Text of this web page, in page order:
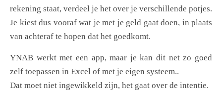
rekening staat, verdeel je het over je verschillende potjes.
Je kiest dus vooraf wat je met je geld gaat doen, in plaats
van achteraf te hopen dat het goedkomt.
YNAB werkt met een app, maar je kan dit net zo goed
zelf toepassen in Excel of met je eigen systeem..
Dat moet niet ingewikkeld zijn, het gaat over de intentie.